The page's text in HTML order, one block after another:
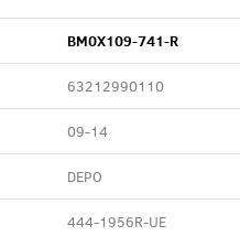
BM0X109-741-R
63212990110
09-14
DEPO
444-1956R-UE